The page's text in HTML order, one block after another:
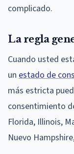
complicado.
La regla
Cuando usted
un estado de
más estricta
consentimiento
Florida, Illinois,
Nuevo